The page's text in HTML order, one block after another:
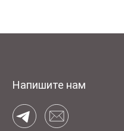
Напишите нам